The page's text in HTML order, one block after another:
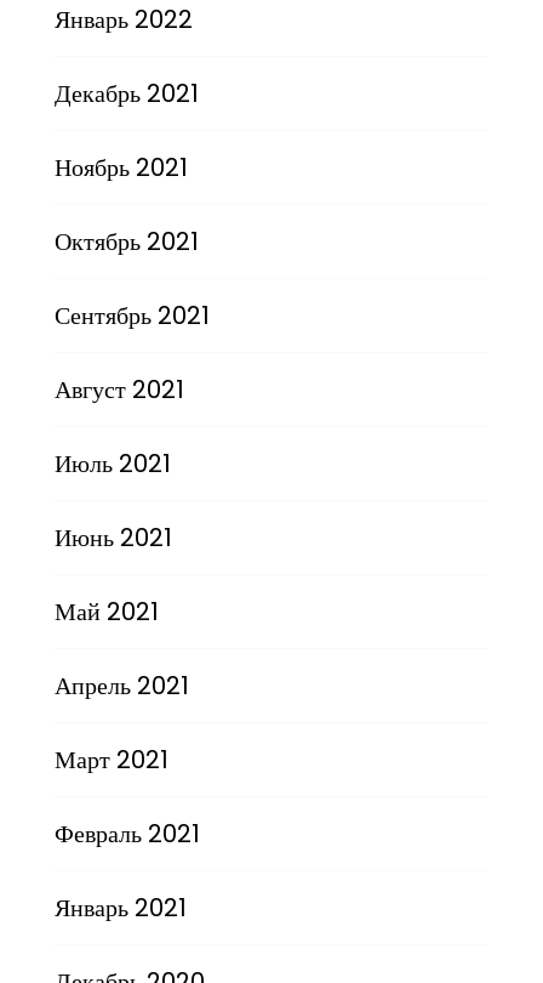
Январь 2022
Декабрь 2021
Ноябрь 2021
Октябрь 2021
Сентябрь 2021
Август 2021
Июль 2021
Июнь 2021
Май 2021
Апрель 2021
Март 2021
Февраль 2021
Январь 2021